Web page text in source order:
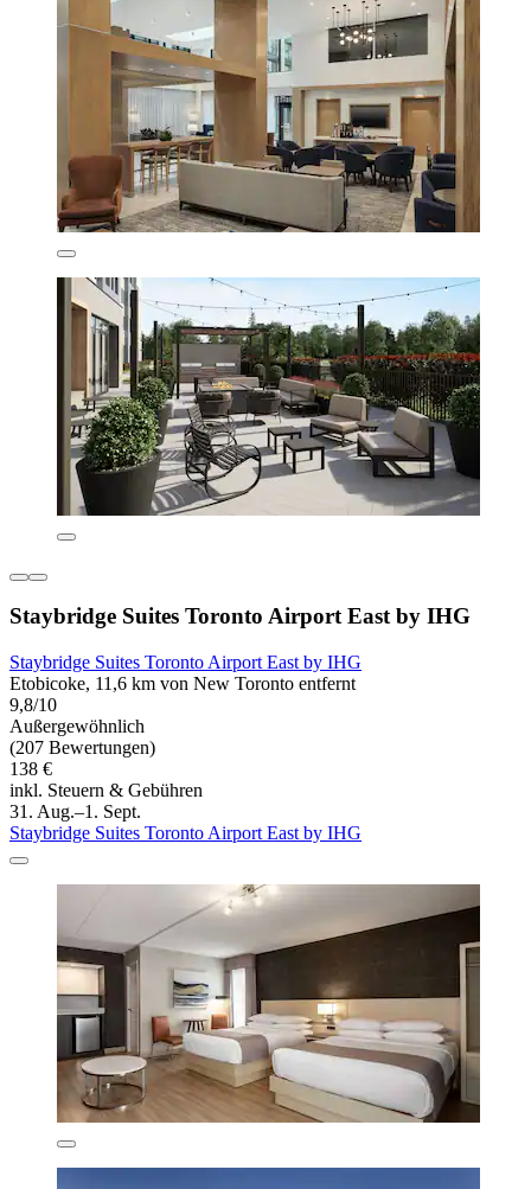
Staybridge Suites Toronto Airport East by IHG
Staybridge Suites Toronto Airport East by IHG
Etobicoke, 11,6 km von New Toronto entfernt
9,8/10
Außergewöhnlich
(207 Bewertungen)
138 €
inkl. Steuern & Gebühren
31. Aug.–1. Sept.
Staybridge Suites Toronto Airport East by IHG